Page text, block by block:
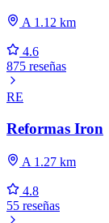
A 1.12 km
4.6
875 reseñas
RE
Reformas Iron
A 1.27 km
4.8
55 reseñas